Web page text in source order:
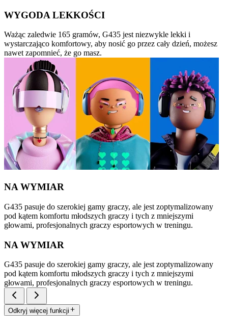
WYGODA LEKKOŚCI
Ważąc zaledwie 165 gramów, G435 jest niezwykle lekki i
wystarczająco komfortowy, aby nosić go przez cały dzień, możesz
nawet zapomnieć, że go masz.
NA WYMIAR
G435 pasuje do szerokiej gamy graczy, ale jest zoptymalizowany
pod kątem komfortu młodszych graczy i tych z mniejszymi
głowami, profesjonalnych graczy esportowych w treningu.
NA WYMIAR
G435 pasuje do szerokiej gamy graczy, ale jest zoptymalizowany
pod kątem komfortu młodszych graczy i tych z mniejszymi
głowami, profesjonalnych graczy esportowych w treningu.
Odkryj więcej funkcji